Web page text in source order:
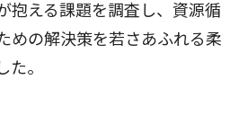
抱える課題を調査し、資源循
めの解決策を若さあふれる柔
。